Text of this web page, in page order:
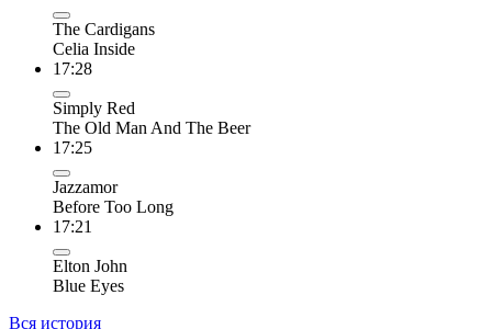
The Cardigans
Celia Inside
17:28
Simply Red
The Old Man And The Beer
17:25
Jazzamor
Before Too Long
17:21
Elton John
Blue Eyes
Вся история